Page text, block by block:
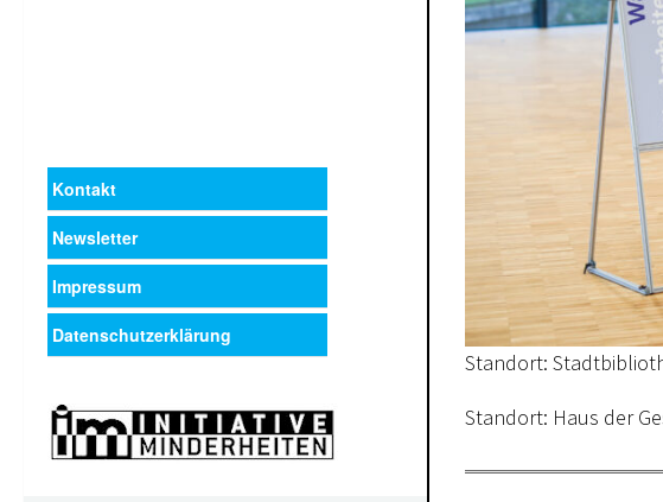
Standort:
Standort: Haus der
Kontakt
Newsletter
Impressum
Datenschutzerklärung